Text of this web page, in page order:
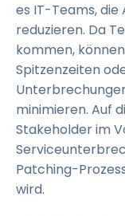
es IT-Teams, die
reduzieren. Da
kommen,
Spitzenzeiten
minimieren. Auf
Stakeholder im
Patching-
wird.